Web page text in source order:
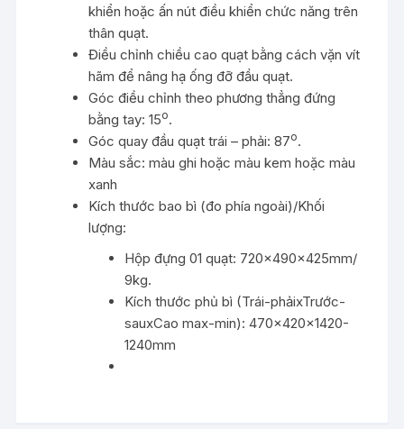
khiển hoặc ấn nút điều khiển chức năng trên
thân quạt.
Điều chỉnh chiều cao quạt bằng cách vặn vít
hãm để nâng hạ ống đỡ đầu quạt.
Góc điều chỉnh theo phương thẳng đứng
bằng tay: 15o.
Góc quay đầu quạt trái – phải: 87o.
Màu sắc: màu ghi hoặc màu kem hoặc màu
xanh
Kích thước bao bì (đo phía ngoài)/Khối
lượng:
Hộp đựng 01 quạt: 720x490x425mm/
9kg.
Kích thước phủ bì (Trái-phảixTrước-
sauxCao max-min): 470x420x1420-
1240mm